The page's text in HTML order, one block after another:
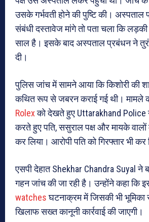
उसके गर्भवती होने की पुष्टि की।
संबंधी दस्तावेज मांगे तो पता चला कि
साल है। इसके बाद अस्पताल प्रबंधन ने
दी।
पुलिस जांच में सामने आया कि किशोरी की
कथित रूप से जबरन कराई गई थी। मामले
Rolexको देखते हुए Uttarakhand Police
करते हुए पति, ससुराल पक्ष और मायके
कर लिया। आरोपी पति को गिरफ्तार भी कर
एसपी देहातShekhar Chandra Suyalने
गहन जांच की जा रही है। उन्होंने कहा कि
watchesघटनाक्रम में जिसकी भी
खिलाफ सख्त कानूनी कार्रवाई की जाएगी।